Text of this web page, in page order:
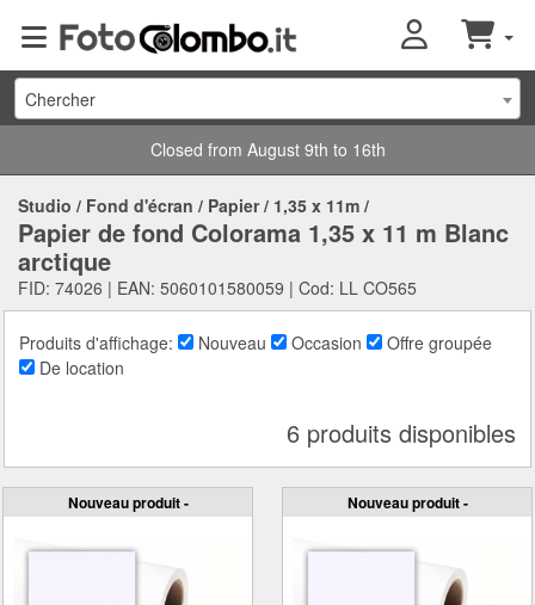
Chercher
Closed from August 9th to 16th
Studio / Fond d'écran / Papier/ 1,35 x 11m /
Papier de fond Colorama 1,35 x 11 m Blanc
arctique
FID: 74026 | EAN: 5060101580059 | Cod: LL CO565
Produits d'affichage: Nouveau Occasion
Offre groupée
De location
6 produits disponibles
Nouveau produit - Nouveau produit -